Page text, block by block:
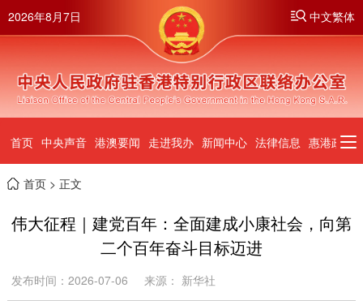
2026年8月7日 中文繁体
首页 中央声音 港澳要闻 走进我办 新闻中心 法律信息 惠港政策
首页> 正文
伟大征程｜建党百年：全面建成小康社会，向第
二个百年奋斗目标迈进
发布时间：2026-07-06 来源： 新华社